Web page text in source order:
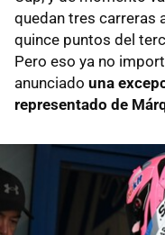
quedan tres carreras
quince puntos del
Pero eso ya no
anunciado una
representado de